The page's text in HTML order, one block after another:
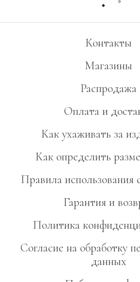
Контакты
Магазины
Распродажа
Оплата и
Как ухаживать за
Как определить
Правила использования
Гарантия и
Политика
Согласие на обработку
данных